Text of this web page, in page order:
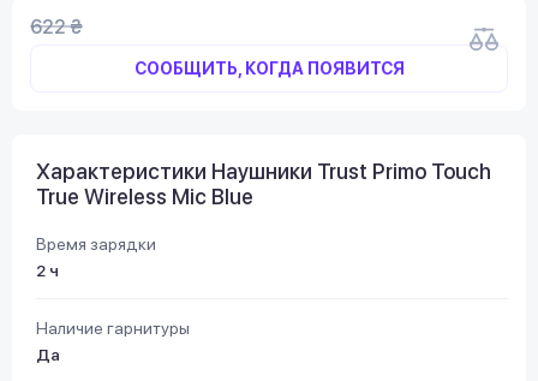
622 ₴
СООБЩИТЬ, КОГДА ПОЯВИТСЯ
Характеристики Наушники Trust Primo Touch
True Wireless Mic Blue
Время зарядки
2 ч
Наличие гарнитуры
Да